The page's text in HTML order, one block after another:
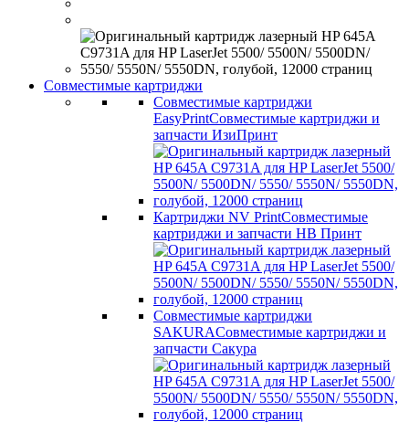
Совместимые картриджи
Совместимые картриджи
EasyPrintСовместимые картриджи и
запчасти ИзиПринт
Картриджи NV PrintСовместимые
картриджи и запчасти НВ Принт
Совместимые картриджи
SAKURAСовместимые картриджи и
запчасти Сакура